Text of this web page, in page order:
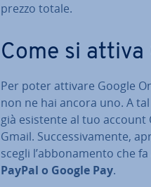
prezzo totale.
Come si attiva
Per poter attivare Google
non ne hai ancora uno. A
già esistente al tuo
Gmail. Suc­ces­si­va­men­te,
scegli l’ab­bo­na­men­to che
PayPal o Google Pay.